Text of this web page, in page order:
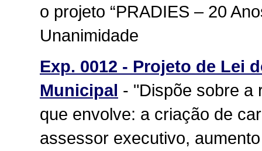
o projeto “PRADIES – 20
Unanimidade
Exp. 0012 - Projeto de Lei
Municipal - "Dispõe sobre a
que envolve: a criação de
assessor executivo,